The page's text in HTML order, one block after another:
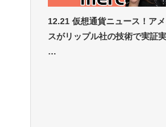
12.21 仮想通貨ニュース！ア
スがリップル社の技術で実証実
…